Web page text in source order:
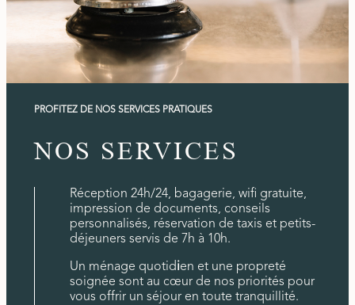
PROFITEZ DE NOS SERVICES PRATIQUES
NOS SERVICES
Réception 24h/24, bagagerie, wifi gratuite,
impression de documents, conseils
personnalisés, réservation de taxis et petits-
déjeuners servis de 7h à 10h.
Un ménage quotidien et une propreté
soignée sont au cœur de nos priorités pour
vous offrir un séjour en toute tranquillité.